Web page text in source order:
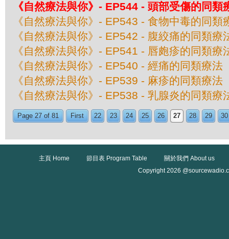
《自然療法與你》- EP544 - 頭部受傷的同類
《自然療法與你》- EP543 - 食物中毒的同類
《自然療法與你》- EP542 - 腹絞痛的同類療
《自然療法與你》- EP541 - 唇皰疹的同類療
《自然療法與你》- EP540 - 經痛的同類療法
《自然療法與你》- EP539 - 麻疹的同類療法
《自然療法與你》- EP538 - 乳腺炎的同類療
Page 27 of 81 First 22 23 24 25 26 27 28 29 30
主頁 Home 節目表 Program Table
關於我們 About us
Copyright 2026